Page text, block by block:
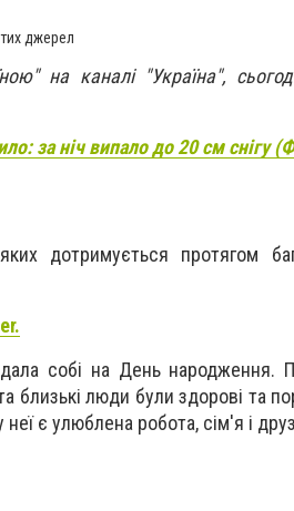
джерел
на каналі "Україна",
за ніч випало до 20 см снігу
дотримується протягом
собі на День народження.
близькі люди були здорові та
є улюблена робота, сім'я і